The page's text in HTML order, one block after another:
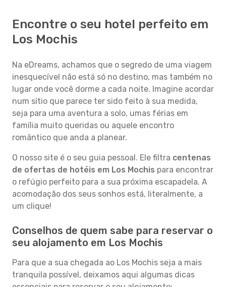
Encontre o seu hotel perfeito em
Los Mochis
Na eDreams, achamos que o segredo de uma viagem
inesquecível não está só no destino, mas também no
lugar onde você dorme a cada noite. Imagine acordar
num sítio que parece ter sido feito à sua medida,
seja para uma aventura a solo, umas férias em
família muito queridas ou aquele encontro
romântico que anda a planear.
O nosso site é o seu guia pessoal. Ele filtra centenas
de ofertas de hotéis em Los Mochis para encontrar
o refúgio perfeito para a sua próxima escapadela. A
acomodação dos seus sonhos está, literalmente, a
um clique!
Conselhos de quem sabe para reservar o
seu alojamento em Los Mochis
Para que a sua chegada ao Los Mochis seja a mais
tranquila possível, deixamos aqui algumas dicas